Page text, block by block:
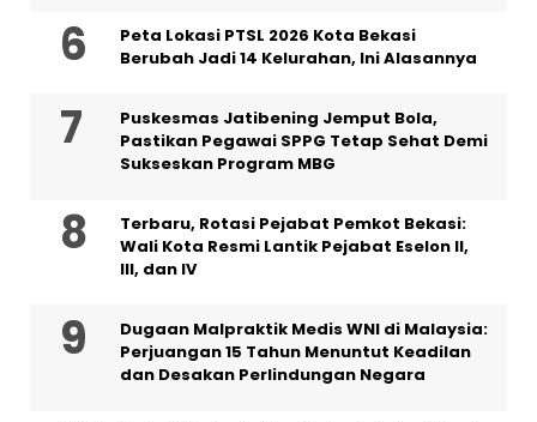
Peta Lokasi PTSL 2026 Kota Bekasi
Berubah Jadi 14 Kelurahan, Ini Alasannya
Puskesmas Jatibening Jemput Bola,
Pastikan Pegawai SPPG Tetap Sehat Demi
Sukseskan Program MBG
‎Terbaru, Rotasi Pejabat Pemkot Bekasi:
Wali Kota Resmi Lantik Pejabat Eselon II,
III, dan IV ‎
‎Dugaan Malpraktik Medis WNI di Malaysia:
Perjuangan 15 Tahun Menuntut Keadilan
dan Desakan Perlindungan Negara